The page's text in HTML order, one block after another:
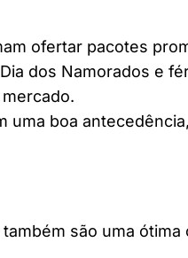
ofertar pacotes
dos Namorados e
uma boa
são uma